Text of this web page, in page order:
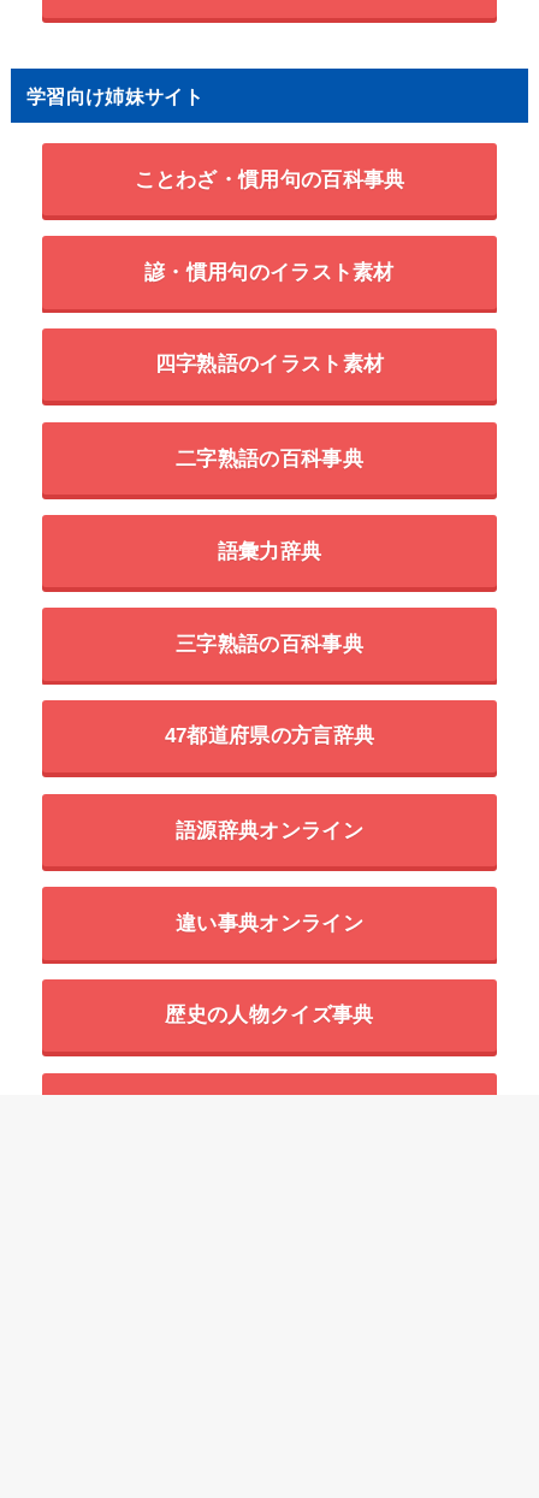
学習向け姉妹サイト
ことわざ・慣用句の百科事典
諺・慣用句のイラスト素材
四字熟語のイラスト素材
二字熟語の百科事典
語彙力辞典
三字熟語の百科事典
47都道府県の方言辞典
語源辞典オンライン
違い事典オンライン
歴史の人物クイズ事典